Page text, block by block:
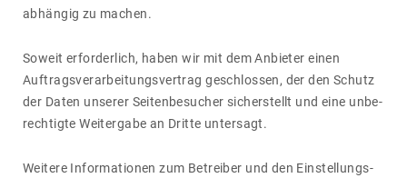
abhängig zu machen.
Soweit erfor­der­lich, haben wir mit dem Anbieter einen
Auftrags­ver­ar­bei­tungs­ver­trag geschlossen, der den Schutz
der Daten unserer Seiten­be­su­cher sicher­stellt und eine unbe­
rech­tigte Weiter­gabe an Dritte unter­sagt.
Weitere Infor­ma­tionen zum Betreiber und den Einstel­lungs­